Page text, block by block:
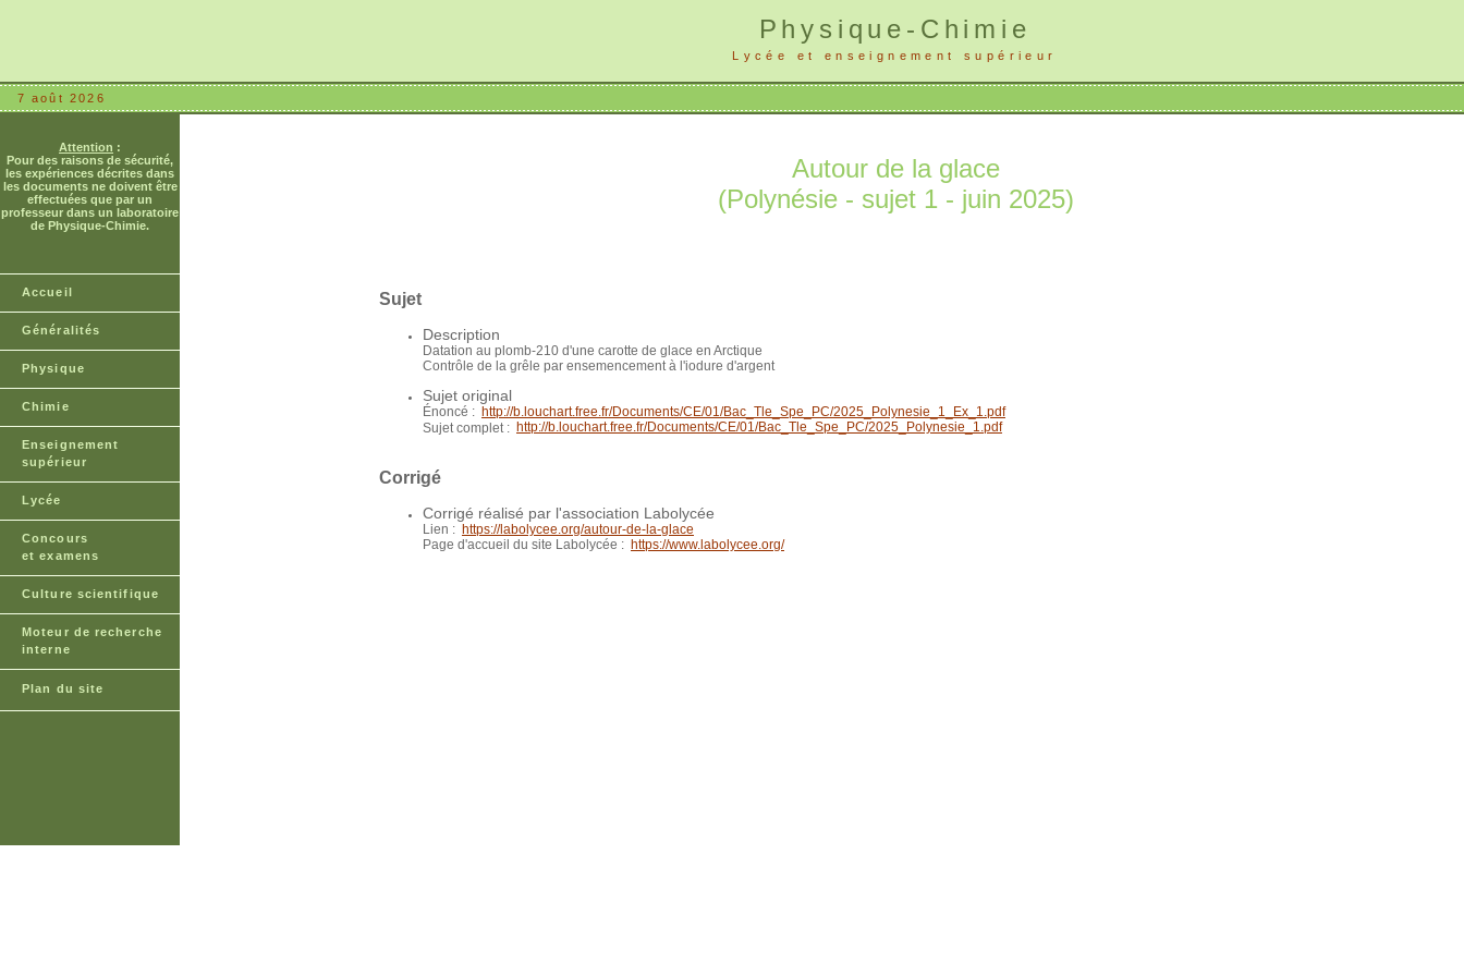
Physique-Chimie
Lycée et enseignement supérieur
7 août 2026
Attention :
Pour des raisons de sécurité,
les expériences décrites dans
les documents ne doivent être
effectuées que par un
professeur dans un laboratoire
de Physique-Chimie.
Accueil
Généralités
Physique
Chimie
Enseignement
supérieur
Lycée
Concours
et examens
Culture scientifique
Moteur de recherche
interne
Plan du site
Autour de la glace
(Polynésie - sujet 1 - juin 2025)
Sujet
Description
Datation au plomb-210 d'une carotte de glace en Arctique
Contrôle de la grêle par ensemencement à l'iodure d'argent
Sujet original
Énoncé : http://b.louchart.free.fr/Documents/CE/01/Bac_Tle_Spe_PC/2025_Polynesie_1_Ex_1.pdf
Sujet complet : http://b.louchart.free.fr/Documents/CE/01/Bac_Tle_Spe_PC/2025_Polynesie_1.pdf
Corrigé
Corrigé réalisé par l'association Labolycée
Lien : https://labolycee.org/autour-de-la-glace
Page d'accueil du site Labolycée : https://www.labolycee.org/